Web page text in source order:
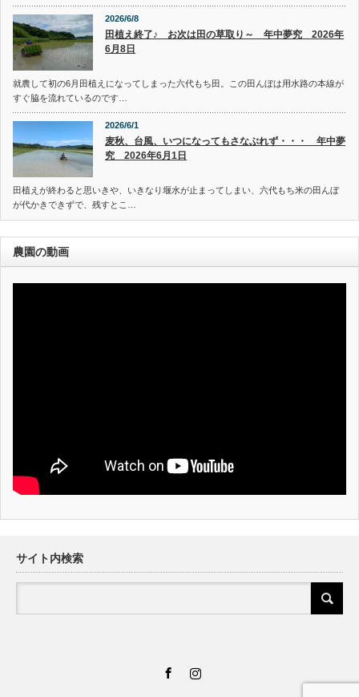
2026/6/8
田植え終了♪ お次は田の草取り～ 年中夢究 2026年
6月8日
就農して初の6月田植えになってしまった六代もち田。この田んぼは用水路の本線が
すぐ脇を流れているのです…
2026/6/1
麦秋、台風、いつになってもさなぶれず・・・ 年中夢
究 2026年6月1日
田植えが終わると思いきや、いきなり堰水が止まってしまい、六代もち米の田んぼ
が代かきできずで、残すとこ…
農園の動画
サイト内検索